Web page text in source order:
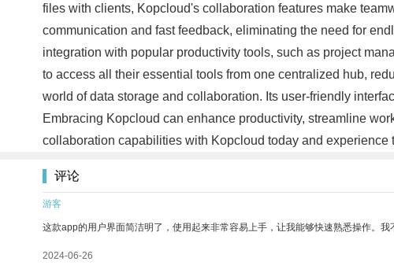
files with clients, Kopcloud's collaboration features make
communication and fast feedback, eliminating the need for
integration with popular productivity tools, such as project
to access all their essential tools from one centralized hub,
world of data storage and collaboration. Its user-friendly
Embracing Kopcloud can enhance productivity, streamline
collaboration capabilities with Kopcloud today and experience
评论
游客
这款app的用户界面简洁明了，使用起来非常容易上手，让我能够快速熟悉操作。我
2024-06-26